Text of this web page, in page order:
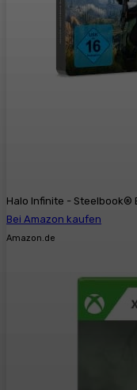
Halo Infinite - Steelbook®
Bei Amazon kaufen
Amazon.de